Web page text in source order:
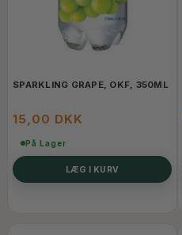
SPARKLING GRAPE, OKF, 350ML
15,00 DKK
På Lager
LÆG I KURV